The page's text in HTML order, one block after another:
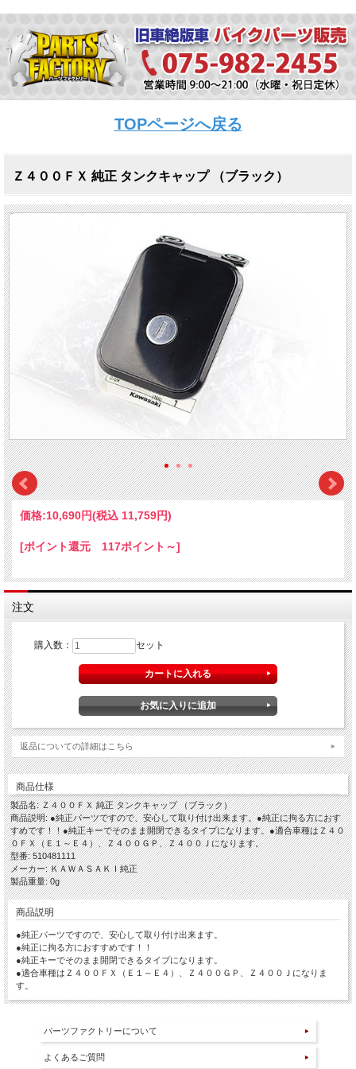
TOPページへ戻る
Ｚ４００ＦＸ 純正 タンクキャップ （ブラック）
価格:10,690円(税込 11,759円)
[ポイント還元 117ポイント～]
注文
購入数： セット
返品についての詳細はこちら
商品仕様
製品名: Ｚ４００ＦＸ 純正 タンクキャップ （ブラック）
商品説明: ●純正パーツですので、安心して取り付け出来ます。●純正に拘る方におす
すめです！！●純正キーでそのまま開閉できるタイプになります。●適合車種はＺ４０
０ＦＸ（Ｅ１～Ｅ４）、Ｚ４００ＧＰ、Ｚ４００Ｊになります。
型番: 510481111
メーカー: ＫＡＷＡＳＡＫＩ純正
製品重量: 0g
商品説明
●純正パーツですので、安心して取り付け出来ます。
●純正に拘る方におすすめです！！
●純正キーでそのまま開閉できるタイプになります。
●適合車種はＺ４００ＦＸ（Ｅ１～Ｅ４）、Ｚ４００ＧＰ、Ｚ４００Ｊになりま
す。
パーツファクトリーについて
よくあるご質問